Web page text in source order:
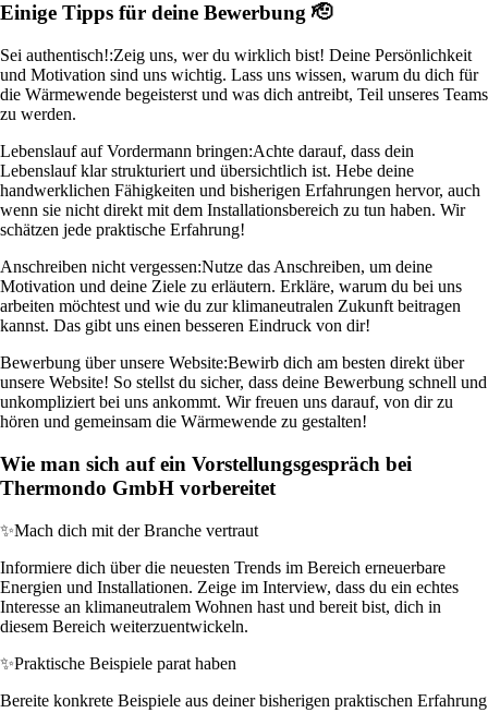
Einige Tipps für deine Bewerbung 🫡
Sei authentisch!:Zeig uns, wer du wirklich bist! Deine Persönlichkeit
und Motivation sind uns wichtig. Lass uns wissen, warum du dich für
die Wärmewende begeisterst und was dich antreibt, Teil unseres Teams
zu werden.
Lebenslauf auf Vordermann bringen:Achte darauf, dass dein
Lebenslauf klar strukturiert und übersichtlich ist. Hebe deine
handwerklichen Fähigkeiten und bisherigen Erfahrungen hervor, auch
wenn sie nicht direkt mit dem Installationsbereich zu tun haben. Wir
schätzen jede praktische Erfahrung!
Anschreiben nicht vergessen:Nutze das Anschreiben, um deine
Motivation und deine Ziele zu erläutern. Erkläre, warum du bei uns
arbeiten möchtest und wie du zur klimaneutralen Zukunft beitragen
kannst. Das gibt uns einen besseren Eindruck von dir!
Bewerbung über unsere Website:Bewirb dich am besten direkt über
unsere Website! So stellst du sicher, dass deine Bewerbung schnell und
unkompliziert bei uns ankommt. Wir freuen uns darauf, von dir zu
hören und gemeinsam die Wärmewende zu gestalten!
Wie man sich auf ein Vorstellungsgespräch bei
Thermondo GmbH vorbereitet
✨Mach dich mit der Branche vertraut
Informiere dich über die neuesten Trends im Bereich erneuerbare
Energien und Installationen. Zeige im Interview, dass du ein echtes
Interesse an klimaneutralem Wohnen hast und bereit bist, dich in
diesem Bereich weiterzuentwickeln.
✨Praktische Beispiele parat haben
Bereite konkrete Beispiele aus deiner bisherigen praktischen Erfahrung